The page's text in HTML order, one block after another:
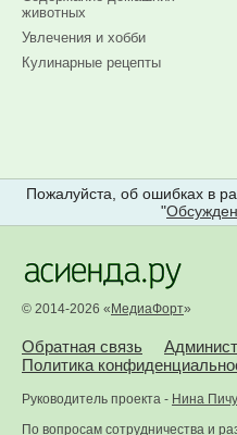
животных
Увлечения и хобби
Кулинарные рецепты
Пожалуйста, об ошибках в
"
© 2014-2026 « МедиаФорт»
Обратная связь
Политика
Руководитель проекта - Нина
По вопросам сотрудничества и